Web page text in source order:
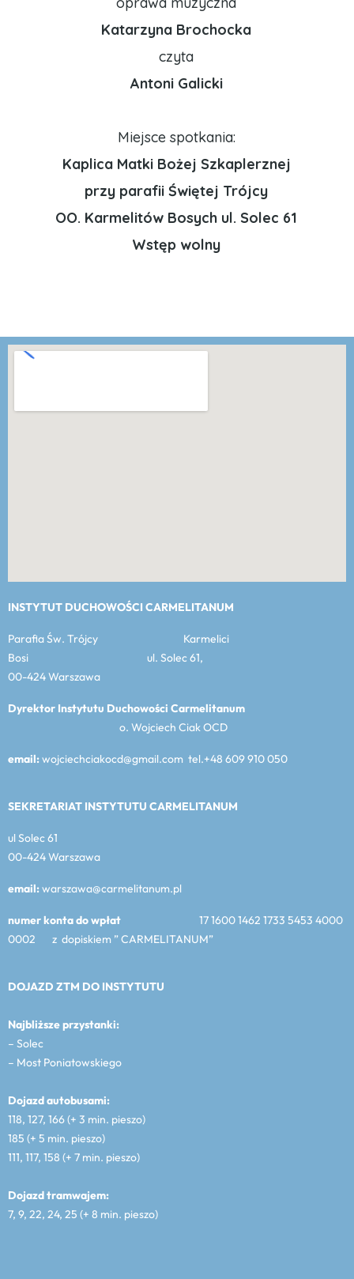
Katarzyna Brochocka
czyta
Antoni Galicki
Miejsce spotkania:
Kaplica Matki Bożej Szkaplerznej
przy parafii Świętej Trójcy
OO. Karmelitów Bosych ul. Solec 61
Wstęp wolny
INSTYTUT DUCHOWOŚCI CARMELITANUM
Parafia Św. Trójcy Karmelici
Bosi ul. Solec 61,
00-424 Warszawa
Dyrektor Instytutu Duchowości Carmelitanum
o. Wojciech Ciak OCD
email:wojciechciakocd@gmail.com tel.+48 609 910 050
SEKRETARIAT INSTYTUTU CARMELITANUM
ul Solec 61
00-424 Warszawa
email:warszawa@carmelitanum.pl
numer konta do wpłat 17 1600 1462 1733 5453 4000
0002 z dopiskiem ” CARMELITANUM”
DOJAZD ZTM DO INSTYTUTU
Najbliższe przystanki:
– Solec
– Most Poniatowskiego
Dojazd autobusami:
118, 127, 166 (+ 3 min. pieszo)
185 (+ 5 min. pieszo)
111, 117, 158 (+ 7 min. pieszo)
Dojazd tramwajem:
7, 9, 22, 24, 25 (+ 8 min. pieszo)